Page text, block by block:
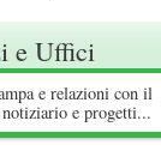
e Uffici
e relazioni con il
e progetti...